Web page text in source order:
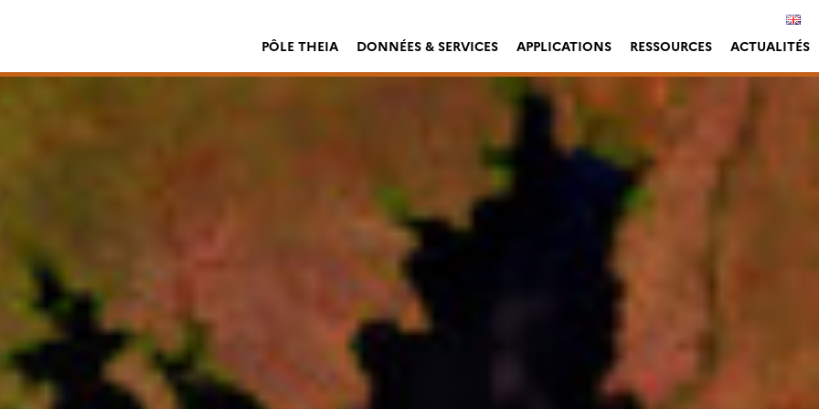
PÔLE THEIA DONNÉES & SERVICES APPLICATIONS RESSOURCES ACTUALITÉS